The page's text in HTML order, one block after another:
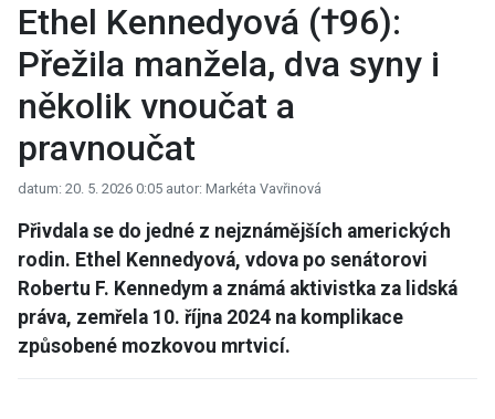
Ethel Kennedyová (†96):
Přežila manžela, dva syny i
několik vnoučat a
pravnoučat
datum: 20. 5. 2026 0:05 autor: Markéta Vavřinová
Přivdala se do jedné z nejznámějších amerických
rodin. Ethel Kennedyová, vdova po senátorovi
Robertu F. Kennedym a známá aktivistka za lidská
práva, zemřela 10. října 2024 na komplikace
způsobené mozkovou mrtvicí.